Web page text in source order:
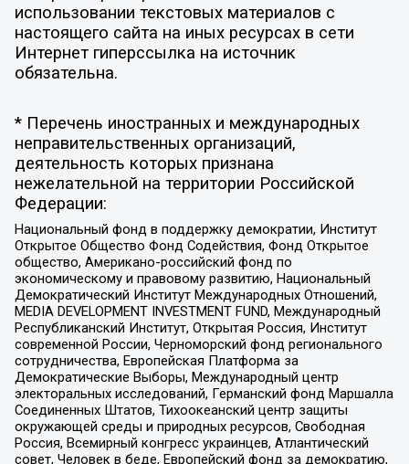
использовании текстовых материалов с
настоящего сайта на иных ресурсах в сети
Интернет гиперссылка на источник
обязательна.
* Перечень иностранных и международных
неправительственных организаций,
деятельность которых признана
нежелательной на территории Российской
Федерации:
Национальный фонд в поддержку демократии, Институт
Открытое Общество Фонд Содействия, Фонд Открытое
общество, Американо-российский фонд по
экономическому и правовому развитию, Национальный
Демократический Институт Международных Отношений,
MEDIA DEVELOPMENT INVESTMENT FUND, Международный
Республиканский Институт, Открытая Россия, Институт
современной России, Черноморский фонд регионального
сотрудничества, Европейская Платформа за
Демократические Выборы, Международный центр
электоральных исследований, Германский фонд Маршалла
Соединенных Штатов, Тихоокеанский центр защиты
окружающей среды и природных ресурсов, Свободная
Россия, Всемирный конгресс украинцев, Атлантический
совет, Человек в беде, Европейский фонд за демократию,